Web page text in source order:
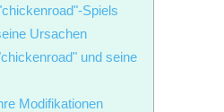
Spiels
Ursachen
und seine
Modifikationen